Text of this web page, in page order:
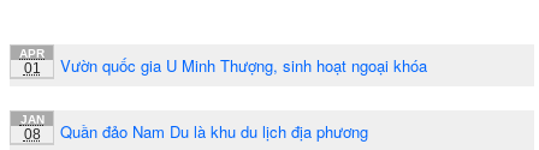
APR
01 Vườn quốc gia U Minh Thượng, sinh hoạt ngoại khóa
JAN
08 Quần đảo Nam Du là khu du lịch địa phương